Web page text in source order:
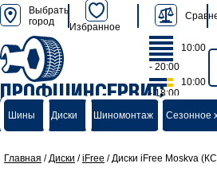
Выбрать
город
Избранное
ПРОФШИНСЕРВИС
группа компаний
10:00
- 20:00
10:00
- 18:00
Шины Диски Шиномонтаж Сезонное
Главная /Диски /iFree /Диски iFree Moskva